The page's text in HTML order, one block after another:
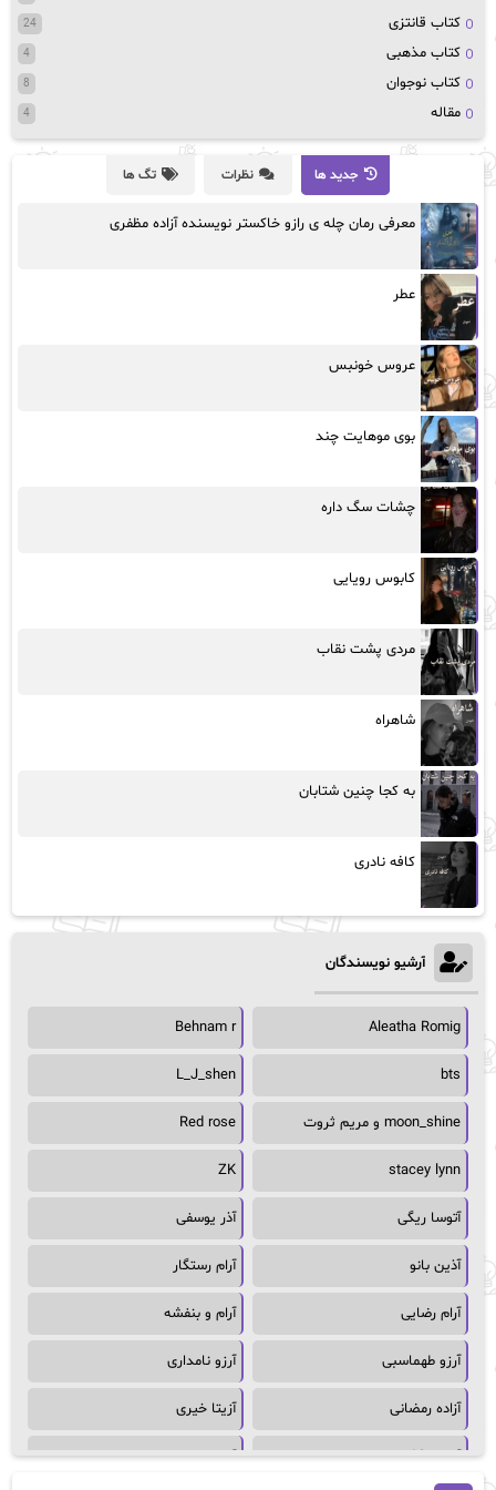
کتاب قانتزی 24
کتاب مذهبی 4
کتاب نوجوان 8
مقاله 4
جدید ها نظرات تگ ها
معرفی رمان چله ی رازو خاکستر نویسنده آزاده مظفری
عطر
عروس خونبس
بوی موهایت چند
چشات سگ داره
کابوس رویایی
مردی پشت نقاب
شاهراه
به کجا چنین شتابان
کافه نادری
آرشیو نویسندگان
Aleatha Romig
Behnam r
bts
L_J_shen
moon_shine و مریم ثروت Red rose
stacey lynn
ZK
آتوسا ریگی آذر یوسفی
آذین بانو آرام رستگار
آرام رضایی آرام و بنفشه
آرزو طهماسبی آرزو نامداری
آزاده رمضانی آزیتا خیری
آسمان64 آسمان۶۵